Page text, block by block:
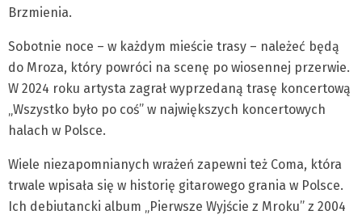
Brzmienia.
Sobotnie noce – w każdym mieście trasy – należeć będą
do Mroza, który powróci na scenę po wiosennej przerwie.
W 2024 roku artysta zagrał wyprzedaną trasę koncertową
„Wszystko było po coś” w największych koncertowych
halach w Polsce.
Wiele niezapomnianych wrażeń zapewni też Coma, która
trwale wpisała się w historię gitarowego grania w Polsce.
Ich debiutancki album „Pierwsze Wyjście z Mroku” z 2004